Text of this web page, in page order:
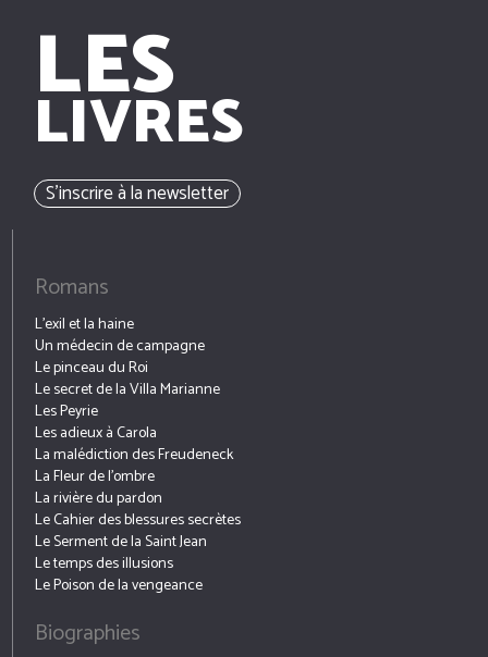
LES
LIVRES
S’inscrire à la newsletter
Romans
L’exil et la haine
Un médecin de campagne
Le pinceau du Roi
Le secret de la Villa Marianne
Les Peyrie
Les adieux à Carola
La malédiction des Freudeneck
La Fleur de l’ombre
La rivière du pardon
Le Cahier des blessures secrètes
Le Serment de la Saint Jean
Le temps des illusions
Le Poison de la vengeance
Biographies